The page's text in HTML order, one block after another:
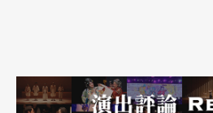
好的家園離鄉，然後在陌生
如家園的熟悉感，在這樣無